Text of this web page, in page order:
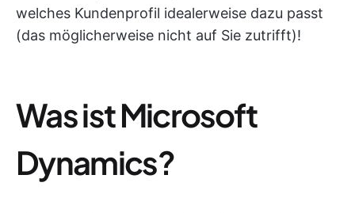
welches Kundenprofil idealerweise dazu passt
(das möglicherweise nicht auf Sie zutrifft)!
Was ist Microsoft
Dynamics?